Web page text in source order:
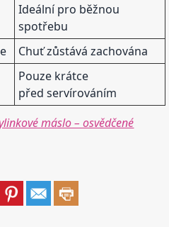
Ideální pro běžnou
spotřebu
Chuť zůstává zachována
Pouze krátce
před servírováním
máslo – osvědčené